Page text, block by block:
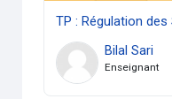
TP : Régulation
Bilal Sari
Enseignant